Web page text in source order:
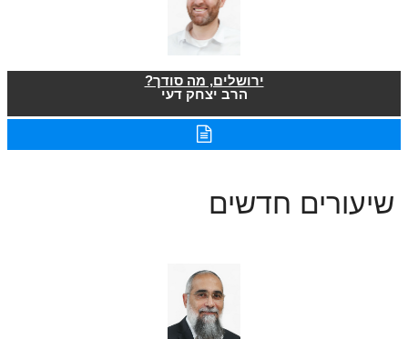
ירושלים, מה סודך?
הרב יצחק דעי
שיעורים חדשים